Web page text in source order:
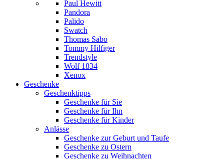
Paul Hewitt
Pandora
Palido
Swatch
Thomas Sabo
Tommy Hilfiger
Trendstyle
Wolf 1834
Xenox
Geschenke
Geschenktipps
Geschenke für Sie
Geschenke für Ihn
Geschenke für Kinder
Anlässe
Geschenke zur Geburt und Taufe
Geschenke zu Ostern
Geschenke zu Weihnachten